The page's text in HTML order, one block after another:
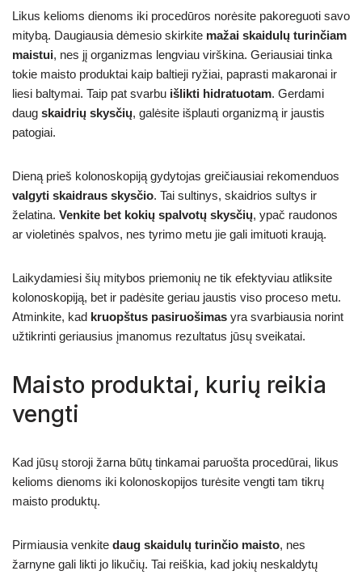
Likus kelioms dienoms iki procedūros norėsite pakoreguoti savo
mitybą. Daugiausia dėmesio skirkite mažai skaidulų turinčiam
maistui, nes jį organizmas lengviau virškina. Geriausiai tinka
tokie maisto produktai kaip baltieji ryžiai, paprasti makaronai ir
liesi baltymai. Taip pat svarbu išlikti hidratuotam. Gerdami
daug skaidrių skysčių, galėsite išplauti organizmą ir jaustis
patogiai.
Dieną prieš kolonoskopiją gydytojas greičiausiai rekomenduos
valgyti skaidraus skysčio. Tai sultinys, skaidrios sultys ir
želatina. Venkite bet kokių spalvotų skysčių, ypač raudonos
ar violetinės spalvos, nes tyrimo metu jie gali imituoti kraują.
Laikydamiesi šių mitybos priemonių ne tik efektyviau atliksite
kolonoskopiją, bet ir padėsite geriau jaustis viso proceso metu.
Atminkite, kad kruopštus pasiruošimas yra svarbiausia norint
užtikrinti geriausius įmanomus rezultatus jūsų sveikatai.
Maisto produktai, kurių reikia
vengti
Kad jūsų storoji žarna būtų tinkamai paruošta procedūrai, likus
kelioms dienoms iki kolonoskopijos turėsite vengti tam tikrų
maisto produktų.
Pirmiausia venkite daug skaidulų turinčio maisto, nes
žarnyne gali likti jo likučių. Tai reiškia, kad jokių neskaldytų